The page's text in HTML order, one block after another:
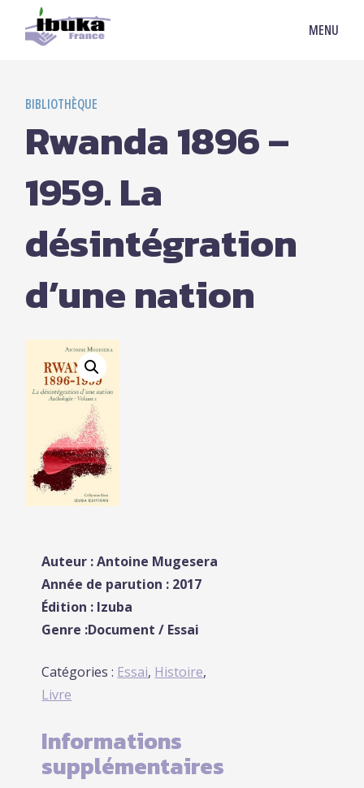
MENU
BIBLIOTHÈQUE
Rwanda 1896 –
1959. La
désintégration
d’une nation
Auteur : Antoine Mugesera
Année de parution : 2017
Édition : Izuba
Genre :Document / Essai
Catégories : Essai, Histoire,
Livre
Informations
supplémentaires